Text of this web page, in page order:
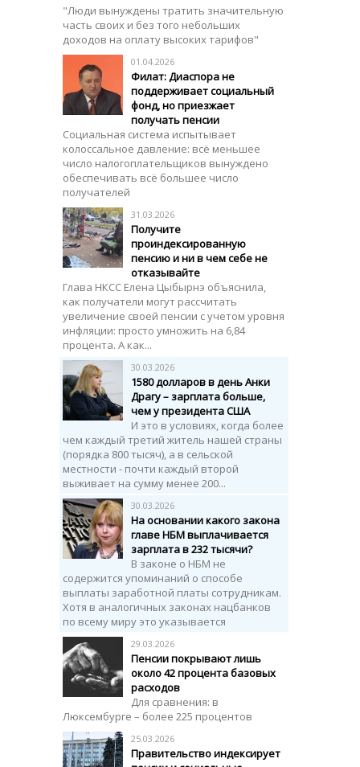
"Люди вынуждены тратить значительную
часть своих и без того небольших
доходов на оплату высоких тарифов"
01.04.2026
Филат: Диаспора не
поддерживает социальный
фонд, но приезжает
получать пенсии
Социальная система испытывает
колоссальное давление: всё меньшее
число налогоплательщиков вынуждено
обеспечивать всё большее число
получателей
31.03.2026
Получите
проиндексированную
пенсию и ни в чем себе не
отказывайте
Глава НКСС Елена Цыбырнэ объяснила,
как получатели могут рассчитать
увеличение своей пенсии с учетом уровня
инфляции: просто умножить на 6,84
процента. А как...
30.03.2026
1580 долларов в день Анки
Драгу – зарплата больше,
чем у президента США
И это в условиях, когда более
чем каждый третий житель нашей страны
(порядка 800 тысяч), а в сельской
местности - почти каждый второй
выживает на сумму менее 200...
30.03.2026
На основании какого закона
главе НБМ выплачивается
зарплата в 232 тысячи?
В законе о НБМ не
содержится упоминаний о способе
выплаты заработной платы сотрудникам.
Хотя в аналогичных законах нацбанков
по всему миру это указывается
29.03.2026
Пенсии покрывают лишь
около 42 процента базовых
расходов
Для сравнения: в
Люксембурге – более 225 процентов
25.03.2026
Правительство индексирует